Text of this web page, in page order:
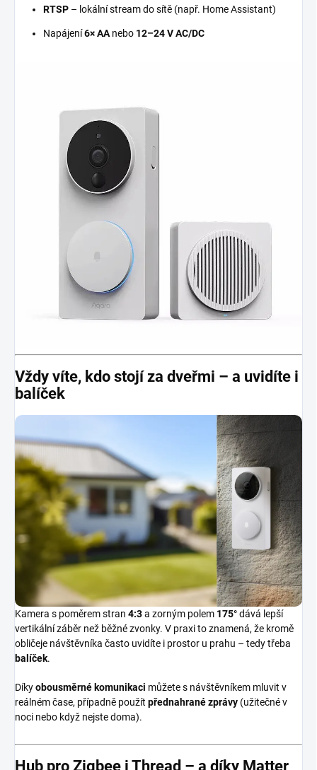
RTSP – lokální stream do sítě (např. Home Assistant)
Napájení6× AA nebo 12–24 V AC/DC
Vždy víte, kdo stojí za dveřmi – a uvidíte i
balíček
Kamera s poměrem stran 4:3a zorným polem 175°dává lepší
vertikální záběr než běžné zvonky. V praxi to znamená, že kromě
obličeje návštěvníka často uvidíte i prostor u prahu – tedy třeba
balíček.
Díkyobousměrné komunikaci můžete s návštěvníkem mluvit v
reálném čase, případně použít přednahrané zprávy (užitečné v
noci nebo když nejste doma).
Hub pro Zigbee i Thread – a díky Matter